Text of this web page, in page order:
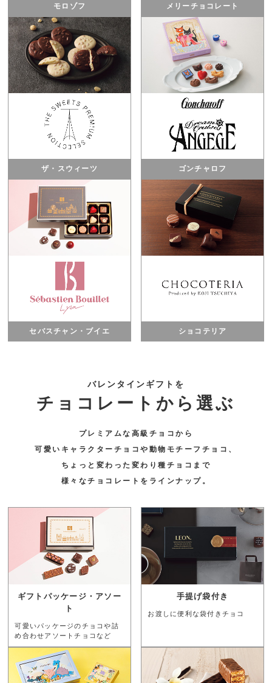
モロゾフ メリーチョコレート
ザ・スウィーツ ゴンチャロフ
セバスチャン・ブイエ ショコテリア
バレンタインギフトを
チョコレートから選ぶ
プレミアムな高級チョコから
可愛いキャラクターチョコや動物モチーフチョコ、
ちょっと変わった変わり種チョコまで
様々なチョコレートをラインナップ。
ギフトパッケージ・アソー
ト
可愛いパッケージのチョコや詰
め合わせアソートチョコなど
手提げ袋付き
お渡しに便利な袋付きチョコ